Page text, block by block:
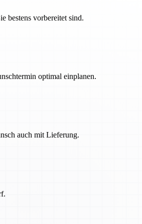
bestens vorbereitet sind.
optimal einplanen.
auch mit Lieferung.